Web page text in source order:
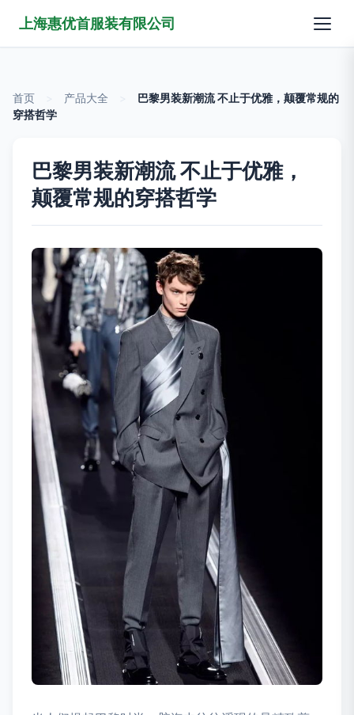
上海惠优首服装有限公司
首页 产品大全
巴黎男装新潮流 不止于优雅，颠覆常规的
穿搭哲学
巴黎男装新潮流 不止于优雅，
颠覆常规的穿搭哲学